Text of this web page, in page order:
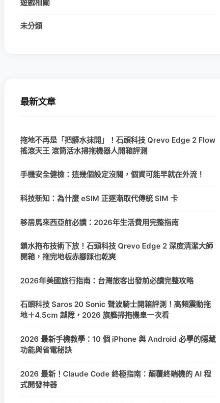
遊戲相關
未分類
最新文章
拖地不再是「把髒水抹開」！石頭科技 Qrevo Edge 2 Flow
搖滾天王 滾筒活水掃拖機器人開箱評測
手機安全健檢：這幾個設定沒關，個資可能早就在外流！
科技新知：為什麼 eSIM 正逐漸取代傳統 SIM 卡
移居馬來西亞前必讀：2026年生活費用完整指南
鎖水拖布技術下放！石頭科技 Qrevo Edge 2 深度清潔大師
開箱，拖完地板赤腳踩也乾爽
2026年美國旅行指南：台灣旅客出發前必讀完整攻略
石頭科技 Saros 20 Sonic 聲波騎士開箱評測！高頻震動拖
地＋4.5cm 越障，2026 旗艦掃拖機皇一次看
2026 最新手機教學：10 個 iPhone 與 Android 必學的隱藏
功能與省電秘訣
2026 最新！Claude Code 終極指南：顛覆終端機的 AI 程
式開發神器